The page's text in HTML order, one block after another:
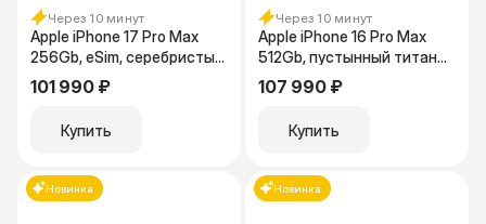
Через 10 минут
Apple iPhone 17 Pro Max
256Gb, eSim, серебристый
(без RuStore)
101 990 ₽
Купить
Через 10 минут
Apple iPhone 16 Pro Max
512Gb, пустынный титан
(без RuStore)
107 990 ₽
Купить
Новинка Новинка